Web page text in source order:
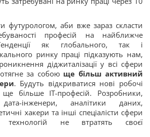
футурологом, аби вже зараз скласти
професій на найближче
як глобального, так і
ринку праці підказують нам,
діджиталізації у всі сфери
за собою ще більш активний
. Будуть відкриватися нові робочі
більше ІТ-професій. Розробники,
інженери, аналітики даних,
хакери та інші спеціалісти сфери
технологій не втратять своєї